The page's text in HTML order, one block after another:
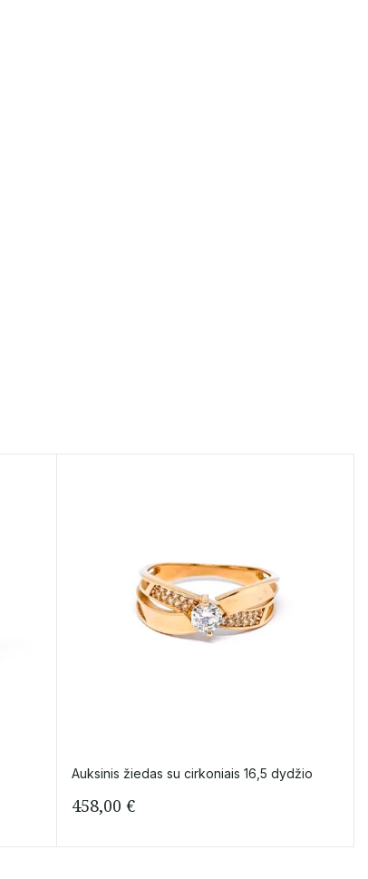
Auksinis žiedas su cirkoniais 16,5 dydžio
458,00 €